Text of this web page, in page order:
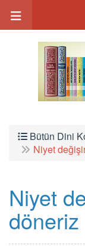
Bütün Dini
Niyet
Niyet
döneriz